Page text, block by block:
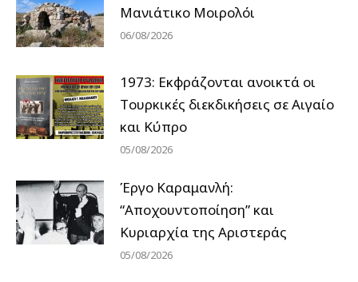
Μανιάτικο Μοιρολόι
06/08/2026
1973: Εκφράζονται ανοικτά οι
Tουρκικές διεκδικήσεις σε Αιγαίο
και Κύπρο
05/08/2026
Έργο Καραμανλή:
“Αποχουντοποίηση” και
Κυριαρχία της Αριστεράς
05/08/2026